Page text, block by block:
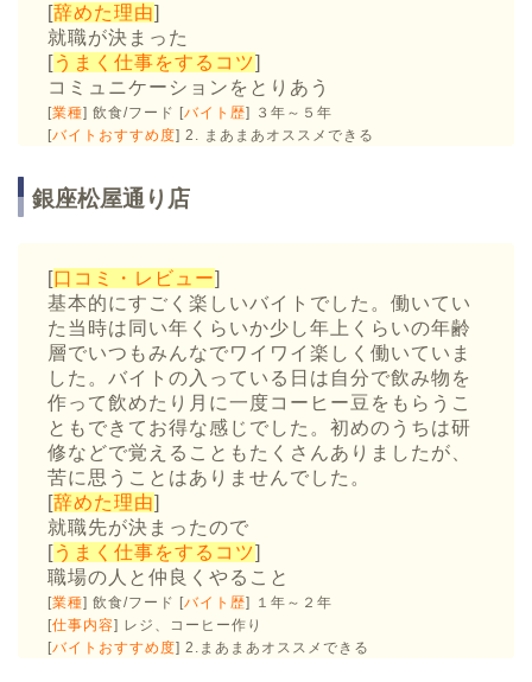
[辞めた理由]
就職が決まった
[うまく仕事をするコツ]
コミュニケーションをとりあう
[業種] 飲食/フード [バイト歴] ３年～５年
[バイトおすすめ度] 2. まあまあオススメできる
銀座松屋通り店
[口コミ・レビュー]
基本的にすごく楽しいバイトでした。働いてい
た当時は同い年くらいか少し年上くらいの年齢
層でいつもみんなでワイワイ楽しく働いていま
した。バイトの入っている日は自分で飲み物を
作って飲めたり月に一度コーヒー豆をもらうこ
ともできてお得な感じでした。初めのうちは研
修などで覚えることもたくさんありましたが、
苦に思うことはありませんでした。
[辞めた理由]
就職先が決まったので
[うまく仕事をするコツ]
職場の人と仲良くやること
[業種] 飲食/フード [バイト歴] １年～２年
[仕事内容] レジ、コーヒー作り
[バイトおすすめ度] 2.まあまあオススメできる